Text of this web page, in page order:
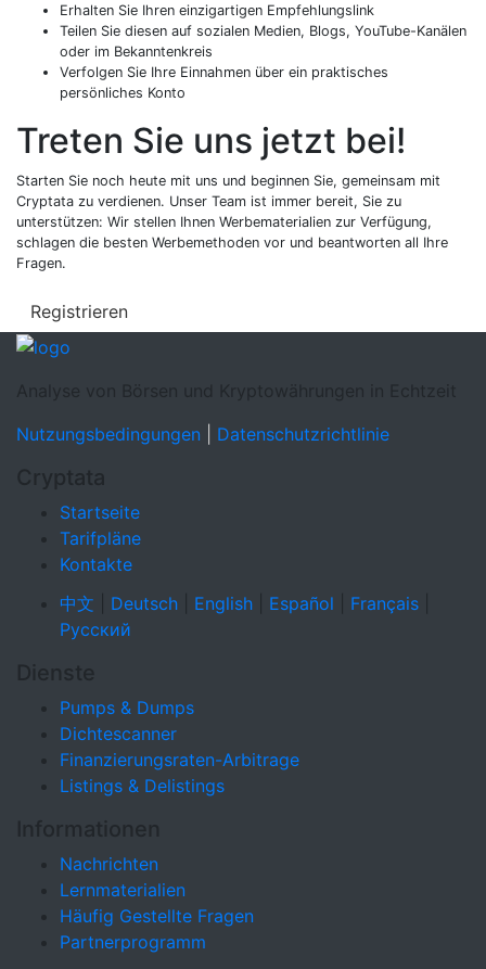
Erhalten Sie Ihren einzigartigen Empfehlungslink
Teilen Sie diesen auf sozialen Medien, Blogs, YouTube-Kanälen
oder im Bekanntenkreis
Verfolgen Sie Ihre Einnahmen über ein praktisches
persönliches Konto
Treten Sie uns jetzt bei!
Starten Sie noch heute mit uns und beginnen Sie, gemeinsam mit
Cryptata zu verdienen. Unser Team ist immer bereit, Sie zu
unterstützen: Wir stellen Ihnen Werbematerialien zur Verfügung,
schlagen die besten Werbemethoden vor und beantworten all Ihre
Fragen.
Registrieren
Analyse von Börsen und Kryptowährungen in Echtzeit
Nutzungsbedingungen
Datenschutzrichtlinie
Cryptata
Startseite
Tarifpläne
Kontakte
中文
Deutsch English Español Français
Русский
Dienste
Pumps & Dumps
Dichtescanner
Finanzierungsraten-Arbitrage
Listings & Delistings
Informationen
Nachrichten
Lernmaterialien
Häufig Gestellte Fragen
Partnerprogramm